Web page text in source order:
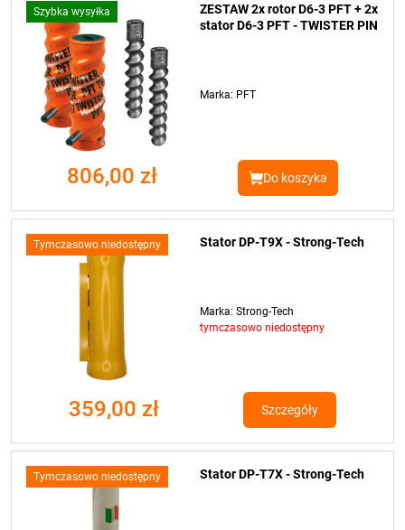
Szybka wysyłka
ZESTAW 2x rotor D6-3 PFT + 2x
stator D6-3 PFT - TWISTER PIN
Marka: PFT
806,00 zł Do koszyka
Tymczasowo niedostępny Stator DP-T9X - Strong-Tech
Marka: Strong-Tech
tymczasowo niedostępny
359,00 zł Szczegóły
Tymczasowo niedostępny Stator DP-T7X - Strong-Tech